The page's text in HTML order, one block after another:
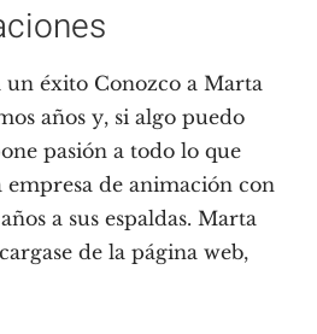
un éxito Conozco a Marta
años y, si algo puedo
pasión a todo lo que
empresa de animación con
a sus espaldas. Marta
de la página web,